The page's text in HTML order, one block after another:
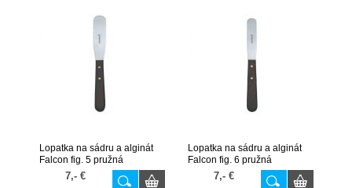
Lopatka na sádru a alginát
Falcon fig. 5 pružná
7,- €
Lopatka na sádru a alginát
Falcon fig. 6 pružná
7,- €